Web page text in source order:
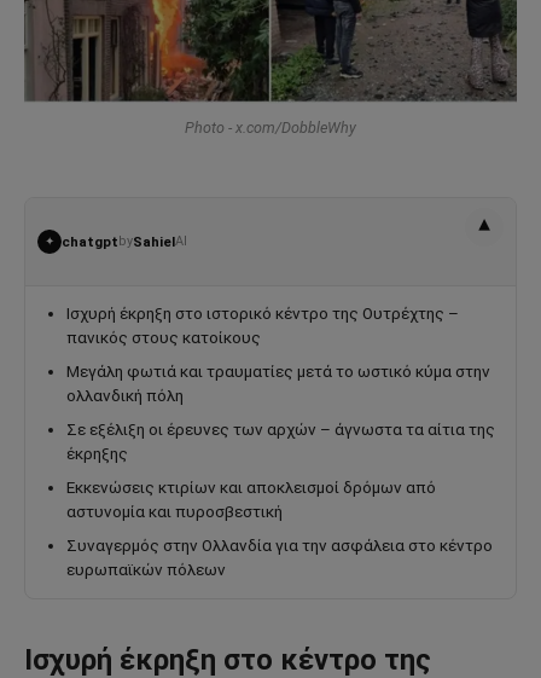
Photo - x.com/DobbleWhy
✦ chatgpt bySahielAI
▾
Ισχυρή έκρηξη στο ιστορικό κέντρο της Ουτρέχτης –
πανικός στους κατοίκους
Μεγάλη φωτιά και τραυματίες μετά το ωστικό κύμα στην
ολλανδική πόλη
Σε εξέλιξη οι έρευνες των αρχών – άγνωστα τα αίτια της
έκρηξης
Εκκενώσεις κτιρίων και αποκλεισμοί δρόμων από
αστυνομία και πυροσβεστική
Συναγερμός στην Ολλανδία για την ασφάλεια στο κέντρο
ευρωπαϊκών πόλεων
Ισχυρή έκρηξη στο κέντρο της